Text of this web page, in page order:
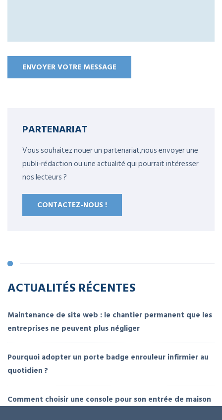
PARTENARIAT
Vous souhaitez nouer un partenariat,nous envoyer une
publi-rédaction ou une actualité qui pourrait intéresser
nos lecteurs ?
CONTACTEZ-NOUS !
ACTUALITÉS RÉCENTES
Maintenance de site web : le chantier permanent que les
entreprises ne peuvent plus négliger
Pourquoi adopter un porte badge enrouleur infirmier au
quotidien ?
Comment choisir une console pour son entrée de maison